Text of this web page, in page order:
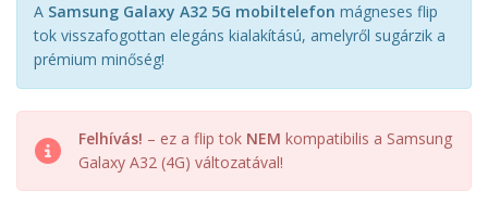
A Samsung Galaxy A32 5G mobiltelefon mágneses flip
tok visszafogottan elegáns kialakítású, amelyről sugárzik a
prémium minőség!
Felhívás! – ez a flip tok NEM kompatibilis a Samsung
Galaxy A32 (4G) változatával!